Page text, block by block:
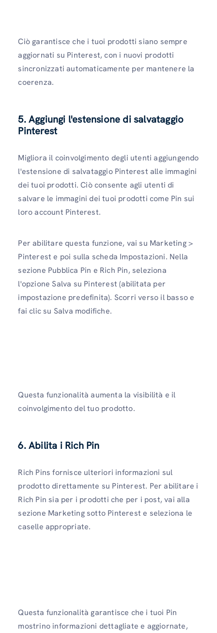
Ciò garantisce che i tuoi prodotti siano sempre
aggiornati su Pinterest, con i nuovi prodotti
sincronizzati automaticamente per mantenere la
coerenza.
5. Aggiungi l'estensione di salvataggio
Pinterest
Migliora il coinvolgimento degli utenti aggiungendo
l'estensione di salvataggio Pinterest alle immagini
dei tuoi prodotti. Ciò consente agli utenti di
salvare le immagini dei tuoi prodotti come Pin sui
loro account Pinterest.
Per abilitare questa funzione, vai su Marketing >
Pinterest e poi sulla scheda Impostazioni. Nella
sezione Pubblica Pin e Rich Pin, seleziona
l'opzione Salva su Pinterest (abilitata per
impostazione predefinita). Scorri verso il basso e
fai clic su Salva modifiche.
Questa funzionalità aumenta la visibilità e il
coinvolgimento del tuo prodotto.
6. Abilita i Rich Pin
Rich Pins fornisce ulteriori informazioni sul
prodotto direttamente su Pinterest. Per abilitare i
Rich Pin sia per i prodotti che per i post, vai alla
sezione Marketing sotto Pinterest e seleziona le
caselle appropriate.
Questa funzionalità garantisce che i tuoi Pin
mostrino informazioni dettagliate e aggiornate,